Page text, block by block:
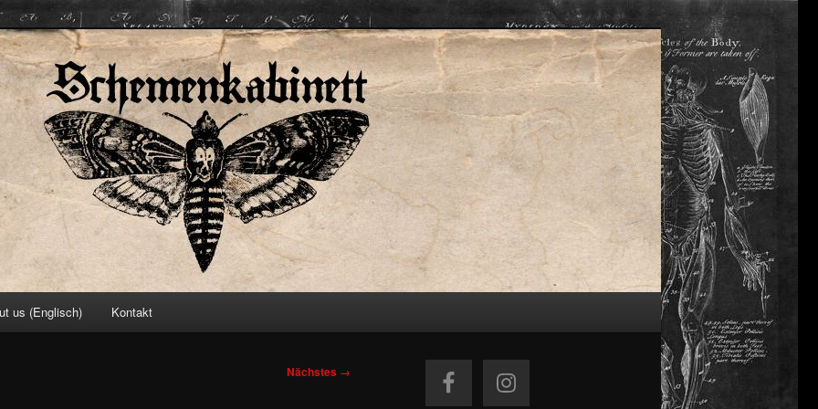
us (Englisch) Kontakt
Nächstes →